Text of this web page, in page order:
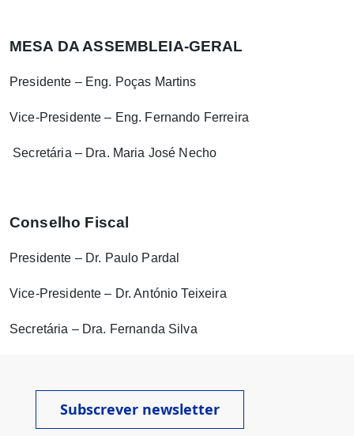
MESA DA ASSEMBLEIA-GERAL
Presidente – Eng. Poças Martins
Vice-Presidente – Eng. Fernando Ferreira
Secretária – Dra. Maria José Necho
Conselho Fiscal
Presidente – Dr. Paulo Pardal
Vice-Presidente – Dr. António Teixeira
Secretária – Dra. Fernanda Silva
Subscrever newsletter